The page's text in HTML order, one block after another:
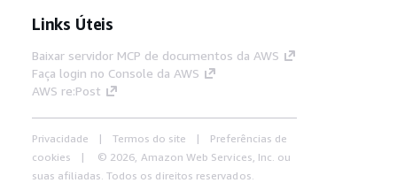
Links Úteis
Baixar servidor MCP de documentos da AWS
Faça login no Console da AWS
AWS re:Post
Privacidade Termos do site
Preferências de
cookies
© 2026, Amazon Web Services, Inc. ou
suas afiliadas. Todos os direitos reservados.